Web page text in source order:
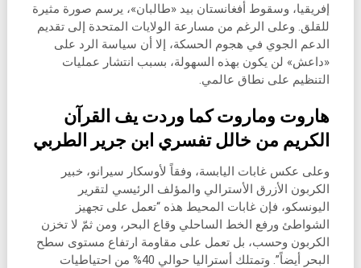
إفريقيا، وسقوط أفغانستان بيد «طالبان»، يرسم صورة مثيرة
للقلق. وعلى الرغم من مسارعة الولايات المتحدة إلى تقديم
الدعم الجوي في هجوم الحسكة، إلا أن سياسة الرد على
«داعش» لن يكون بهذه السهولة، بسبب انتشار عمليات
التنظيم على نطاق عالمي.
هاروت وماروت كما وردت يف القرآن
الكريم من خالل تفسري ابن جرير الطربي
وعلى عكس غابات اليابسة، وفقاً لأوسكار سيرانو، خبير
الكربون الأزرق الأسترالي والمؤلف الرئيسي لتقرير
اليونسكو، فإن غابات المحيط هذه “تعمل على تجهيز
الشواطئ ورفع الخط الساحلي وقاع البحر، ومن ثمّ لا تخزن
الكربون وحسب، بل تعمل على مقاومة ارتفاع مستوى سطح
البحر أيضاً”. وتمتلك أستراليا حوالي 40% من احتياطيات